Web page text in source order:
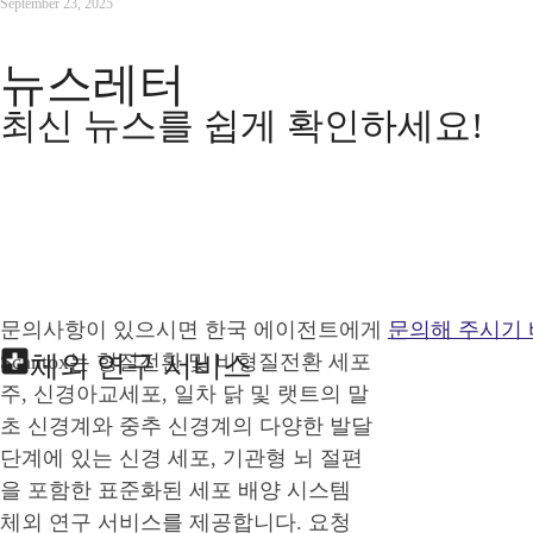
뉴스레터
최신 뉴스를 쉽게 확인하세요!
문의사항이 있으시면 한국 에이전트에게 문의해 주시기
체외 연구 서비스
Scantox는 형질전환 및 비형질전환 세포
주, 신경아교세포, 일차 닭 및 랫트의 말
초 신경계와 중추 신경계의 다양한 발달
단계에 있는 신경 세포, 기관형 뇌 절편
을 포함한 표준화된 세포 배양 시스템
체외 연구 서비스를 제공합니다. 요청